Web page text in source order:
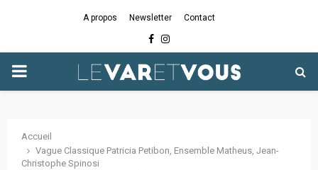
A propos Newsletter Contact
Facebook
Instagram
PRIMARY
Accueil
Vague Classique Patricia Petibon, Ensemble Matheus, Jean-
Christophe Spinosi